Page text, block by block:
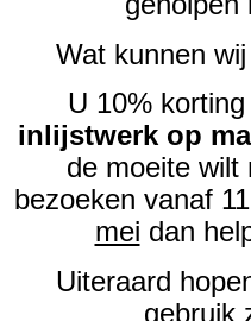
Wat kunnen
U 10%
inlijstwerk op
de moeite wilt
bezoeken vanaf
mei dan
Uiteraard
gebruik